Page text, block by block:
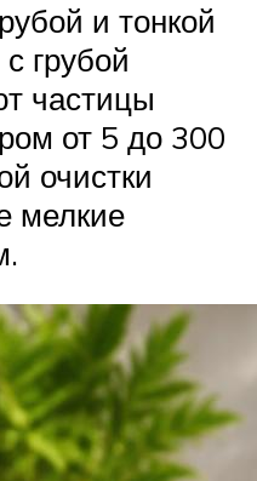
и тонкой
грубой
частицы
от 5 до 300
очистки
мелкие